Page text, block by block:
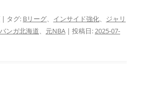
| タグ: Bリーグ、 インサイド強化、 ジャリ
ンガ北海道、 元NBA | 投稿日:2025-07-